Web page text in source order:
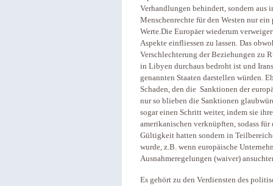
Verhandlungen behindert, sondern aus
Menschenrechte für den Westen nur
Werte.Die Europäer wiederum
Aspekte einfliessen zu lassen. Das
Verschlechterung der Beziehungen zu
in Libyen durchaus bedroht ist und
genannten Staaten darstellen würden.
Schaden, den die Sanktionen der
nur so blieben die Sanktionen
sogar einen Schritt weiter, indem sie
amerikanischen verknüpften, sodass
Gültigkeit hatten sondern in
wurde, z.B. wenn europäische
Ausnahmeregelungen (waiver)
Es gehört zu den Verdiensten des